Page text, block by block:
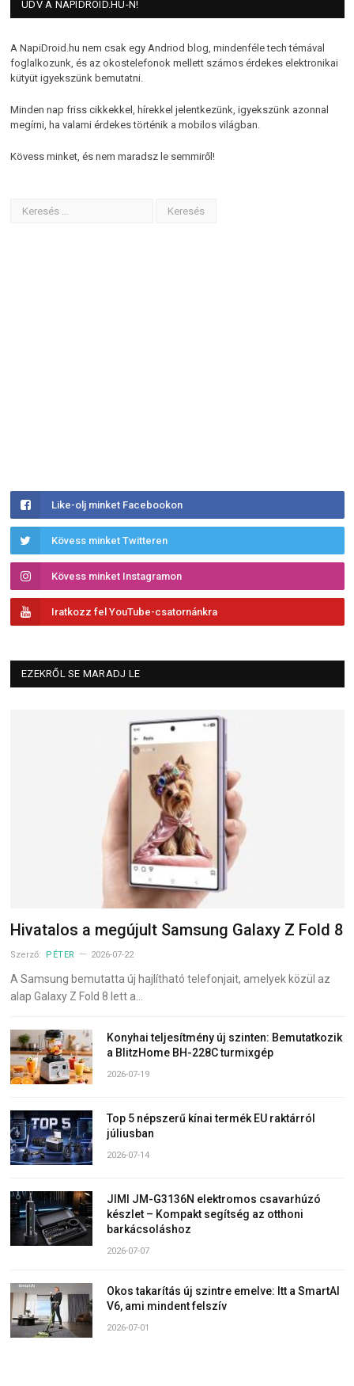
ÜDV A NAPIDROID.HU-N!
A NapiDroid.hu nem csak egy Andriod blog, mindenféle tech témával
foglalkozunk, és az okostelefonok mellett számos érdekes elektronikai
kütyüt igyekszünk bemutatni.
Minden nap friss cikkekkel, hírekkel jelentkezünk, igyekszünk azonnal
megírni, ha valami érdekes történik a mobilos világban.
Kövess minket, és nem maradsz le semmiről!
Like-olj minket Facebookon
Kövess minket Twitteren
Kövess minket Instagramon
Iratkozz fel YouTube-csatornánkra
EZEKRŐL SE MARADJ LE
Hivatalos a megújult Samsung Galaxy Z Fold 8
Szerző: PÉTER 2026-07-22
A Samsung bemutatta új hajlítható telefonjait, amelyek közül az
alap Galaxy Z Fold 8 lett a…
Konyhai teljesítmény új szinten: Bemutatkozik
a BlitzHome BH-228C turmixgép
2026-07-19
Top 5 népszerű kínai termék EU raktárról
júliusban
2026-07-14
JIMI JM-G3136N elektromos csavarhúzó
készlet – Kompakt segítség az otthoni
barkácsoláshoz
2026-07-07
Okos takarítás új szintre emelve: Itt a SmartAI
V6, ami mindent felszív
2026-07-01